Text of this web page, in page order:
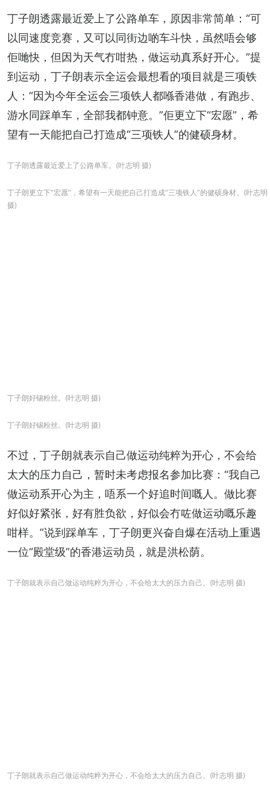
丁子朗透露最近爱上了公路单车，原因非常简单：“可
以同速度竞赛，又可以同街边啲车斗快，虽然唔会够
佢哋快，但因为天气冇咁热，做运动真系好开心。”提
到运动，丁子朗表示全运会最想看的项目就是三项铁
人：“因为今年全运会三项铁人都喺香港做，有跑步、
游水同踩单车，全部我都钟意。”佢更立下“宏愿”，希
望有一天能把自己打造成“三项铁人”的健硕身材。
丁子朗透露最近爱上了公路单车。(叶志明 摄)
丁子朗更立下“宏愿”，希望有一天能把自己打造成“三项铁人”的健硕身材。(叶志明
摄)
丁子朗好锡粉丝。(叶志明 摄)
丁子朗好锡粉丝。(叶志明 摄)
不过，丁子朗就表示自己做运动纯粹为开心，不会给
太大的压力自己，暂时未考虑报名参加比赛：“我自己
做运动系开心为主，唔系一个好追时间嘅人。做比赛
好似好紧张，好有胜负欲，好似会冇咗做运动嘅乐趣
咁样。”说到踩单车，丁子朗更兴奋自爆在活动上重遇
一位“殿堂级”的香港运动员，就是洪松荫。
丁子朗就表示自己做运动纯粹为开心，不会给太大的压力自己。(叶志明 摄)
丁子朗就表示自己做运动纯粹为开心，不会给太大的压力自己。(叶志明 摄)